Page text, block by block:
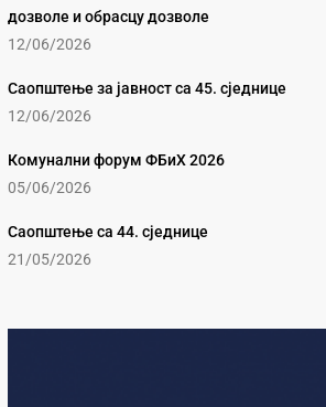
дозволе и обрасцу дозволе
12/06/2026
Саопштење за јавност са 45. сједнице
12/06/2026
Комунални форум ФБиХ 2026
05/06/2026
Саопштење са 44. сједнице
21/05/2026